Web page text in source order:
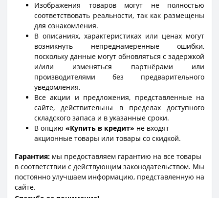
Изображения товаров могут не полностью
соответствовать реальности, так как размещены
для ознакомления.
В описаниях, характеристиках или ценах могут
возникнуть непреднамеренные ошибки,
поскольку данные могут обновляться с задержкой
и/или изменяться партнёрами или
производителями без предварительного
уведомления.
Все акции и предложения, представленные на
сайте, действительны в пределах доступного
складского запаса и в указанные сроки.
В опцию «Купить в кредит» не входят
акционные товары или товары со скидкой.
Гарантия: мы предоставляем гарантию на все товары
в соответствии с действующим законодательством. Мы
постоянно улучшаем информацию, представленную на
сайте.